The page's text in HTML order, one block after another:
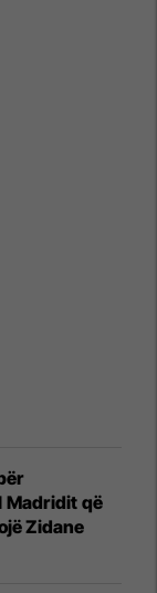
Madridit që
Zidane